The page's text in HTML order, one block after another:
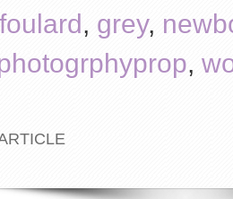
foulard, grey,
,